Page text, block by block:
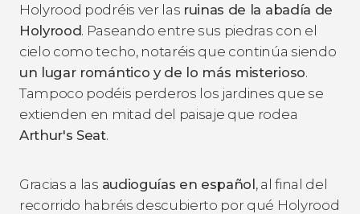
Holyrood podréis ver las ruinas de la abadía de
Holyrood. Paseando entre sus piedras con el
cielo como techo, notaréis que continúa siendo
un lugar romántico y de lo más misterioso.
Tampoco podéis perderos los jardines que se
extienden en mitad del paisaje que rodea
Arthur's Seat.
Gracias a las audioguías en español, al final del
recorrido habréis descubierto por qué Holyrood